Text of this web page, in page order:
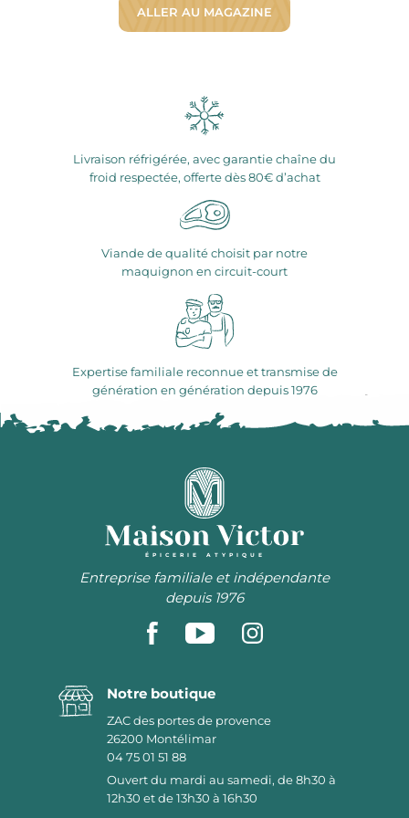
ALLER AU MAGAZINE
Livraison réfrigérée, avec garantie chaîne du
froid respectée, offerte dès 80€ d’achat
Viande de qualité choisit par notre
maquignon en circuit-court
Expertise familiale reconnue et transmise de
génération en génération depuis 1976
ÉPICERIE ATYPIQUE
Entreprise familiale et indépendante
depuis 1976
Notre boutique
ZAC des portes de provence
26200 Montélimar
04 75 01 51 88
Ouvert du mardi au samedi, de 8h30 à
12h30 et de 13h30 à 16h30